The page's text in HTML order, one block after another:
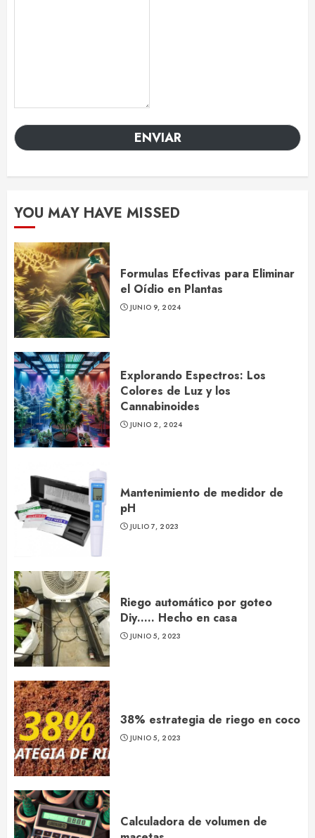
ENVIAR
YOU MAY HAVE MISSED
Formulas Efectivas para Eliminar
el Oídio en Plantas
JUNIO 9, 2024
Explorando Espectros: Los
Colores de Luz y los
Cannabinoides
JUNIO 2, 2024
Mantenimiento de medidor de
pH
JULIO 7, 2023
Riego automático por goteo
Diy….. Hecho en casa
JUNIO 5, 2023
38% estrategia de riego en coco
JUNIO 5, 2023
Calculadora de volumen de